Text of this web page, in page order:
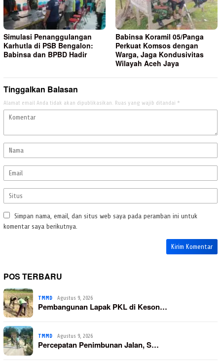
Simulasi Penanggulangan
Karhutla di PSB Bengalon:
Babinsa dan BPBD Hadir
Babinsa Koramil 05/Panga
Perkuat Komsos dengan
Warga, Jaga Kondusivitas
Wilayah Aceh Jaya
Tinggalkan Balasan
Alamat email Anda tidak akan dipublikasikan. Ruas yang wajib ditandai *
Simpan nama, email, dan situs web saya pada peramban ini untuk
komentar saya berikutnya.
POS TERBARU
TMMD Agustus 9, 2026
Pembangunan Lapak PKL di Keson…
TMMD Agustus 9, 2026
Percepatan Penimbunan Jalan, S…